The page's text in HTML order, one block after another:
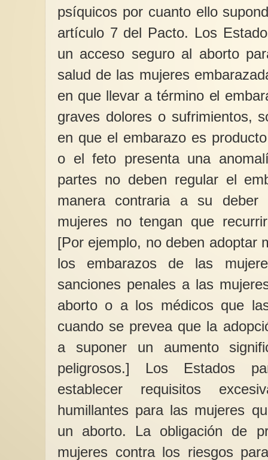
psíquicos por cuanto ello
artículo 7 del Pacto. Los
un acceso seguro al aborto
salud de las mujeres
en que llevar a término el
graves dolores o sufrimientos,
en que el embarazo es
o el feto presenta una
partes no deben regular el
manera contraria a su
mujeres no tengan que
[Por ejemplo, no deben adoptar
los embarazos de las
sanciones penales a las
aborto o a los médicos que
cuando se prevea que la
a suponer un aumento
peligrosos.] Los Estados
establecer requisitos
humillantes para las mujeres
un aborto. La obligación de
mujeres contra los riesgos